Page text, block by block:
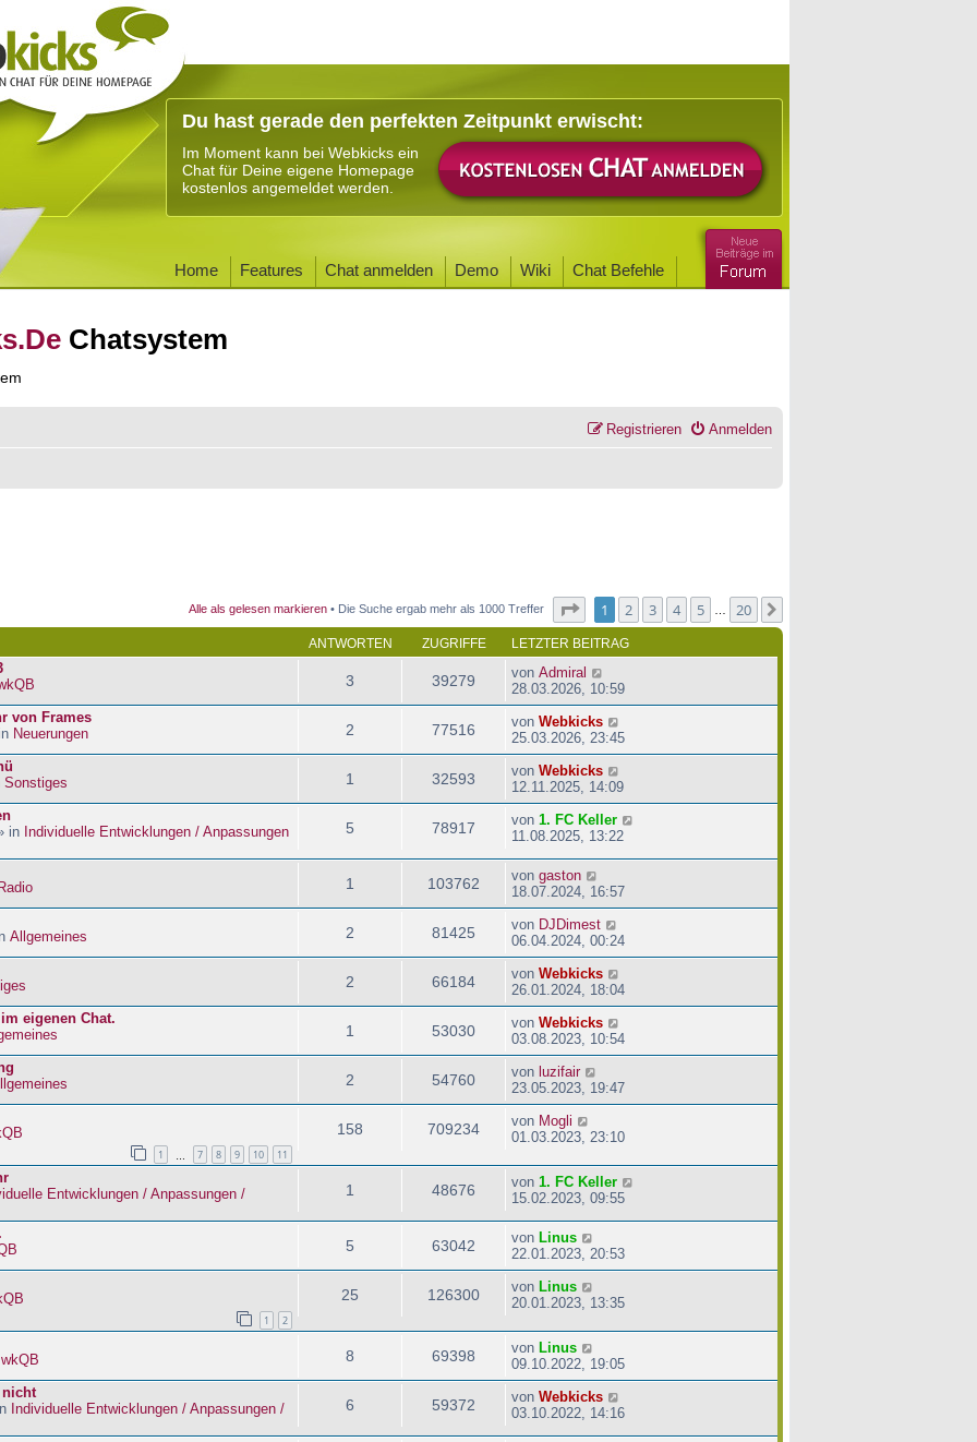
Du hast gerade den perfekten Zeitpunkt erwischt:
Im Moment kann bei Webkicks ein
Chat für Deine eigene Homepage
kostenlos angemeldet werden.
Home Features Chat anmelden Demo Wiki Chat Befehle
Chatsystem
Anmelden
Registrieren
Alle als gelesen markieren • Die Suche ergab mehr als 1000 Treffer Seite von20
1 2 3 4 5 20
ANTWORTEN ZUGRIFFE LETZTER BEITRAG
3 39279 von Admiral
28.03.2026, 10:59
von Frames
Neuerungen 2 77516 von Webkicks
25.03.2026, 23:45
Sonstiges 1 32593 von Webkicks
12.11.2025, 14:09
in Individuelle Entwicklungen / Anpassungen
5 78917 von 1. FC Keller
11.08.2025, 13:22
Radio 1 103762 von gaston
18.07.2024, 16:57
Allgemeines 2 81425 von DJDimest
06.04.2024, 00:24
2 66184 von Webkicks
26.01.2024, 18:04
eigenen Chat.
1 53030 von Webkicks
03.08.2023, 10:54
2 54760 von luzifair
23.05.2023, 19:47
1 7 8 9 10 11
158 709234 von Mogli
01.03.2023, 23:10
Entwicklungen / Anpassungen /
1 48676 von 1. FC Keller
15.02.2023, 09:55
5 63042 von Linus
22.01.2023, 20:53
1 2
25 126300 von Linus
20.01.2023, 13:35
wkQB 8 69398 von Linus
09.10.2022, 19:05
Individuelle Entwicklungen / Anpassungen /
6 59372 von Webkicks
03.10.2022, 14:16